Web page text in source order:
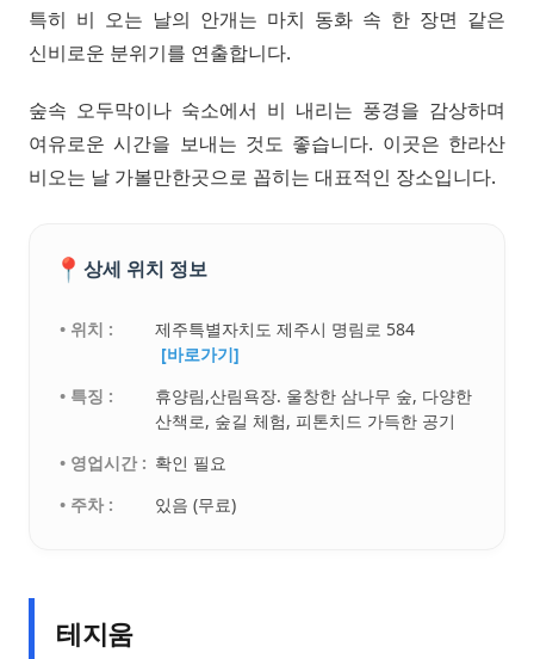
특히 비 오는 날의 안개는 마치 동화 속 한 장면 같은
신비로운 분위기를 연출합니다.
숲속 오두막이나 숙소에서 비 내리는 풍경을 감상하며
여유로운 시간을 보내는 것도 좋습니다. 이곳은 한라산
비오는 날 가볼만한곳으로 꼽히는 대표적인 장소입니다.
📍 상세 위치 정보
• 위치 :
제주특별자치도 제주시 명림로 584
[바로가기]
• 특징 :
휴양림,산림욕장. 울창한 삼나무 숲, 다양한
산책로, 숲길 체험, 피톤치드 가득한 공기
• 영업시간 : 확인 필요
• 주차 :
있음 (무료)
테지움